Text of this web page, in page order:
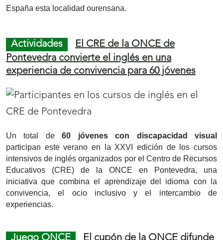
España esta localidad ourensana.
Actividades
El CRE de la ONCE de
Pontevedra convierte el inglés en una
experiencia de convivencia para 60 jóvenes
Un total de60 jóvenes con discapacidad visual
participan este verano en la XXVI edición de los cursos
intensivos de inglés organizados por el Centro de Recursos
Educativos (CRE) de la ONCE en Pontevedra, una
iniciativa que combina el aprendizaje del idioma con la
convivencia, el ocio inclusivo y el intercambio de
experiencias.